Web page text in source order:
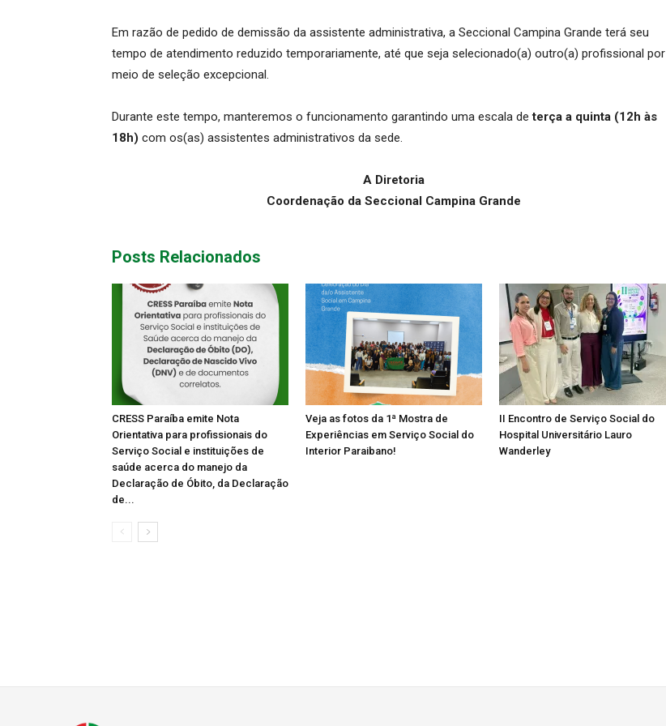
Em razão de pedido de demissão da assistente administrativa, a Seccional Campina Grande terá seu
tempo de atendimento reduzido temporariamente, até que seja selecionado(a) outro(a) profissional por
meio de seleção excepcional.
Durante este tempo, manteremos o funcionamento garantindo uma escala deterça a quinta (12h às
18h) com os(as) assistentes administrativos da sede.
A Diretoria
Coordenação da Seccional Campina Grande
Posts Relacionados
CRESS Paraíba emite Nota
Orientativa para profissionais do
Serviço Social e instituições de
saúde acerca do manejo da
Declaração de Óbito, da Declaração
de...
Veja as fotos da 1ª Mostra de
Experiências em Serviço Social do
Interior Paraibano!
II Encontro de Serviço Social do
Hospital Universitário Lauro
Wanderley